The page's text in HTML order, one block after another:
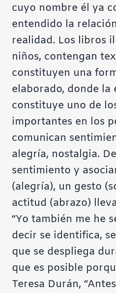
cuyo nombre él ya
entendido la
realidad. Los libros
niños, contengan
constituyen una
elaborado, donde la
constituye uno de
importantes en los
comunican
alegría, nostalgia.
sentimiento y
(alegría), un gesto
actitud (abrazo)
“Yo también me he
decir se identifica,
que se despliega
que es posible
Teresa Durán,